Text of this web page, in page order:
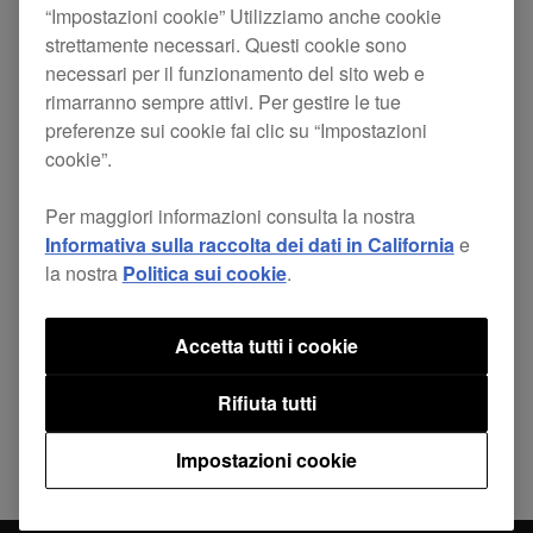
Problema risolto
Al lancio di SeratoDJ, di rado appariva
“Si prega di collegare SeratoDJ”.
Condividi
Torna a Notizie
“Impostazioni cookie” Utilizziamo anche cookie
strettamente necessari. Questi cookie sono
necessari per il funzionamento del sito web e
rimarranno sempre attivi. Per gestire le tue
preferenze sui cookie fai clic su “Impostazioni
cookie”.
Per maggiori informazioni consulta la nostra
Informativa sulla raccolta dei dati in Californiae
la nostra Politica sui cookie.
Impostazioni cookie
Rifiuta tutti
Accetta tutti i cookie